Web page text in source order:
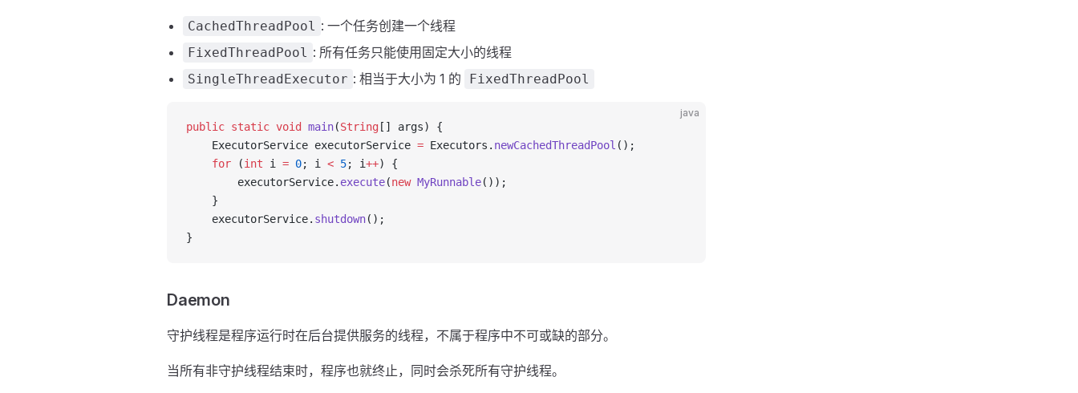
CachedThreadPool : 一个任务创建一个线程
FixedThreadPool : 所有任务只能使用固定大小的线程
SingleThreadExecutor : 相当于大小为 1 的 FixedThreadPool
java
public static void main(String [] args) {
    ExecutorService executorService
= Executors. newCachedThreadPool ();
    for
(int i = 0; i < 5; i++) {
        executorService.
execute(new MyRunnable());
    }
    executorService.
shutdown();
}
Daemon
守护线程是程序运行时在后台提供服务的线程，不属于程序中不可或缺的部分。
当所有非守护线程结束时，程序也就终止，同时会杀死所有守护线程。